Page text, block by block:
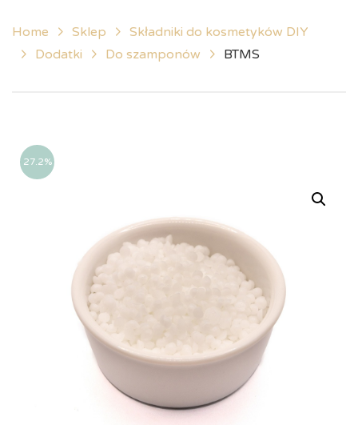
Home Sklep
Składniki do kosmetyków DIY
Dodatki
Do szamponów BTMS
27.2%